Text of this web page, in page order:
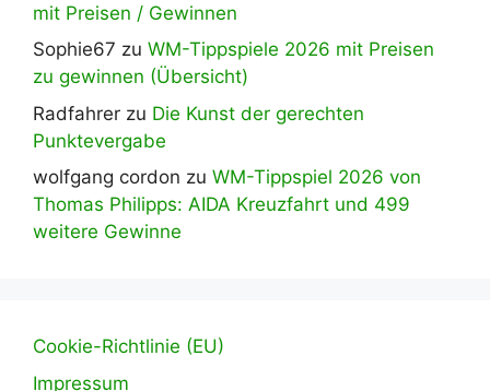
mit Preisen / Gewinnen
Sophie67 zu WM-Tippspiele 2026 mit Preisen
zu gewinnen (Übersicht)
Radfahrer zu Die Kunst der gerechten
Punktevergabe
wolfgang cordon zu WM-Tippspiel 2026 von
Thomas Philipps: AIDA Kreuzfahrt und 499
weitere Gewinne
Cookie-Richtlinie (EU)
Impressum